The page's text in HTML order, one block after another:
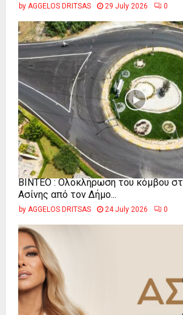
by AGGELOS DRITSAS 29 July 2026 0
ΒΙΝΤΕΟ : Ολοκλήρωση του κόμβου
Ασίνης από τον Δήμο...
by AGGELOS DRITSAS 24 July 2026 0